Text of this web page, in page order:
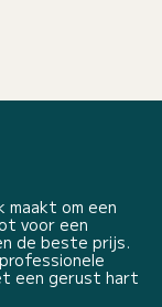
om een
voor een
de beste prijs.
een gerust hart